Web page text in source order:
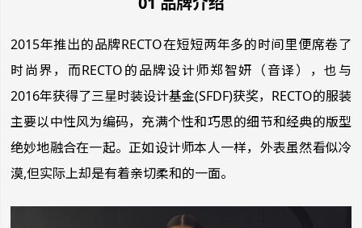
2015年推出的品牌RECTO在短短两年多的时间里便席卷了
时尚界，而RECTO的品牌设计师郑智妍（音译），也与
2016年获得了三星时装设计基金(SFDF)获奖，RECTO的服装
主要以中性风为编码，充满个性和巧思的细节和经典的版型
绝妙地融合在一起。正如设计师本人一样，外表虽然看似冷
漠,但实际上却是有着亲切柔和的一面。